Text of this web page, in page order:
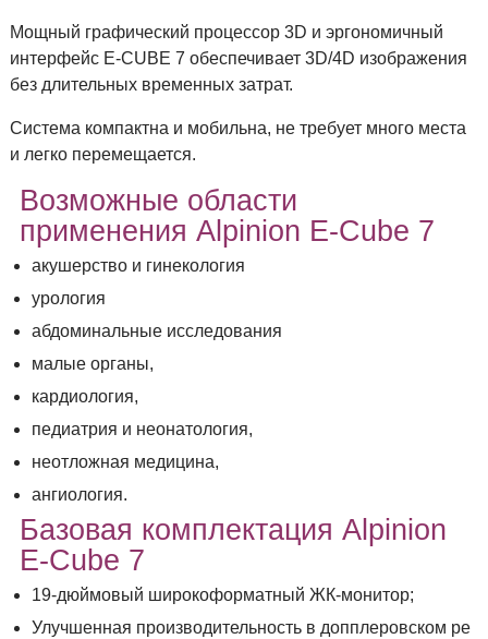
Мощный графический процессор 3D и эргономичный
интерфейс E-CUBE 7 обеспечивает 3D/4D изображения
без длительных временных затрат.
Система компактна и мобильна, не требует много места
и легко перемещается.
Возможные области
применения Alpinion E-Cube 7
акушерство и гинекология
урология
абдоминальные исследования
малые органы,
кардиология,
педиатрия и неонатология,
неотложная медицина,
ангиология.
Базовая комплектация Alpinion
E-Cube 7
19-дюймовый широкоформатный ЖК-монитор;
Улучшенная производительность в допплеровском ре